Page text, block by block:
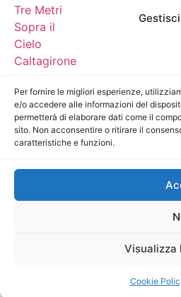
Per fornire le migliori esperienze,
e/o accedere alle informazioni del
permetterà di elaborare dati come il
sito. Non acconsentire o ritirare il
caratteristiche e funzioni.
Visualizza
Cookie